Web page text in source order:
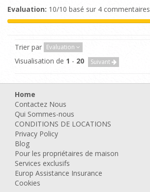
Evaluation: 10/10 basé sur 4 commentaires
Trier par Evaluation
Visualisation de 1 - 20 Suivant
Home
Contactez Nous
Qui Sommes-nous
CONDITIONS DE LOCATIONS
Privacy Policy
Blog
Pour les propriétaires de maison
Services exclusifs
Europ Assistance Insurance
Cookies